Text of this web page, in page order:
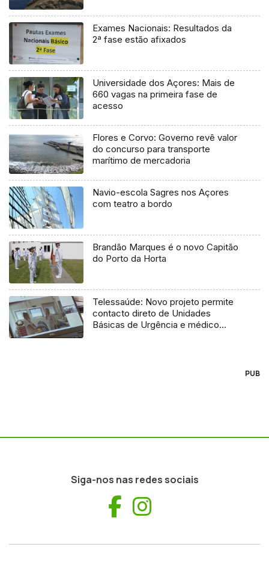
Exames Nacionais: Resultados da
2ª fase estão afixados
Universidade dos Açores: Mais de
660 vagas na primeira fase de
acesso
Flores e Corvo: Governo revê valor
do concurso para transporte
marítimo de mercadoria
Navio-escola Sagres nos Açores
com teatro a bordo
Brandão Marques é o novo Capitão
do Porto da Horta
Telessaúde: Novo projeto permite
contacto direto de Unidades
Básicas de Urgência e médico
PUB
Siga-nos nas redes sociais
Facebook